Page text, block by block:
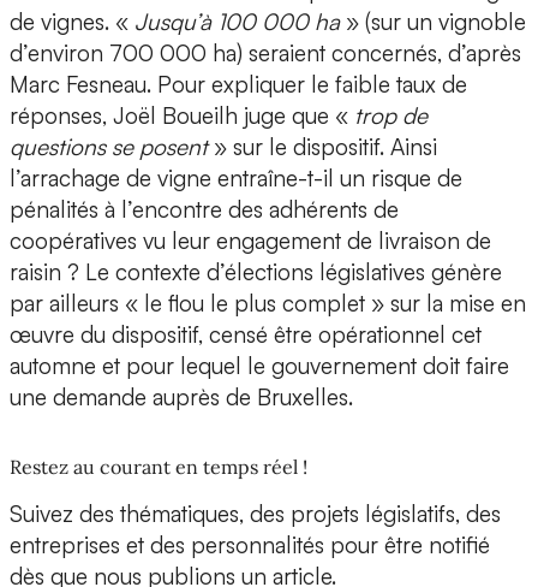
de vignes. « Jusqu’à 100 000 ha » (sur un vignoble
d’environ 700 000 ha) seraient concernés, d’après
Marc Fesneau. Pour expliquer le faible taux de
réponses, Joël Boueilh juge que « trop de
questions se posent» sur le dispositif. Ainsi
l’arrachage de vigne entraîne-t-il un risque de
pénalités à l’encontre des adhérents de
coopératives vu leur engagement de livraison de
raisin ? Le contexte d’élections législatives génère
par ailleurs « le flou le plus complet » sur la mise en
œuvre du dispositif, censé être opérationnel cet
automne et pour lequel le gouvernement doit faire
une demande auprès de Bruxelles.
Restez au courant en temps réel !
Suivez des thématiques, des projets législatifs, des
entreprises et des personnalités pour être notifié
dès que nous publions un article.